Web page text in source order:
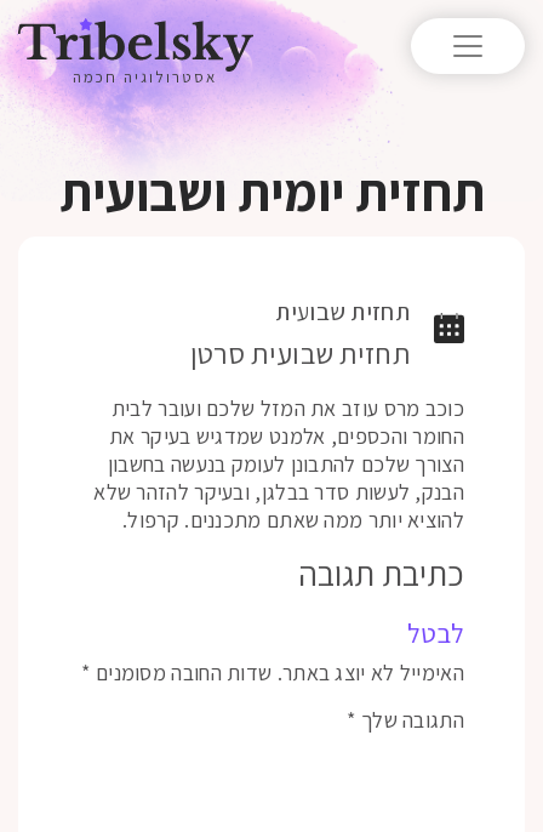
אסטרולוגיה חכמה
תחזית יומית ושבועית
תחזית שבועית
תחזית שבועית סרטן
כוכב מרס עוזב את המזל שלכם ועובר לבית
החומר והכספים, אלמנט שמדגיש בעיקר את
הצורך שלכם להתבונן לעומק בנעשה בחשבון
הבנק, לעשות סדר בבלגן, ובעיקר להזהר שלא
להוציא יותר ממה שאתם מתכננים. קרפול.
כתיבת תגובה
לבטל
האימייל לא יוצג באתר. שדות החובה מסומנים *
התגובה שלך *